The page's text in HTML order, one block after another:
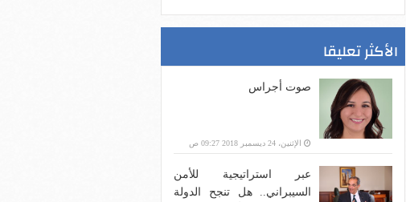
الأكثر تعليقا
صوت أجراس
الإثنين، 24 ديسمبر 2018 09:27 ص
عبر استراتيجية للأمن
السيبراني.. هل تنجح الدولة